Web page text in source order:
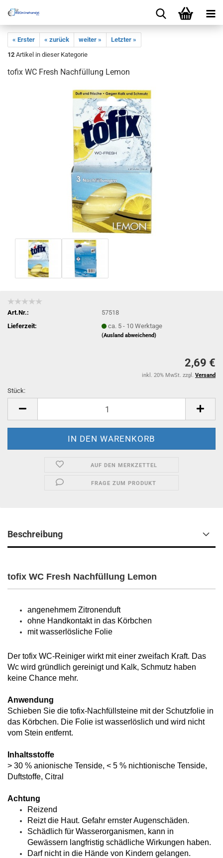
« Erster « zurück weiter »
Letzter »
12 Artikel in dieser Kategorie
tofix WC Fresh Nachfüllung Lemon
Art.Nr.:
57518
Lieferzeit:
ca. 5 - 10 Werktage
(Ausland abweichend)
2,69 €
inkl. 20% MwSt. zzgl. Versand
Stück:
AUF DEN MERKZETTEL
FRAGE ZUM PRODUKT
Beschreibung
tofix WC Fresh Nachfüllung Lemon
angenehmem Zitronenduft
ohne Handkontakt in das Körbchen
mit wasserlösliche Folie
Der tofix WC-Reiniger wirkt mit einer zweifach Kraft. Das
Wc wird gründlich gereinigt und Kalk, Schmutz haben
keine Chance mehr.
Anwendung
Schieben Sie die tofix-Nachfüllsteine mit der Schutzfolie in
das Körbchen. Die Folie ist wasserlöslich und wird nicht
vom Stein entfernt.
Inhaltsstoffe
> 30 % anionische Tenside, < 5 % nichtionische Tenside,
Duftstoffe, Citral
Achtung
Reizend
Reizt die Haut. Gefahr ernster Augenschäden.
Schädlich für Wasserorganismen, kann in
Gewässern langfristig schädliche Wirkungen haben.
Darf nicht in die Hände von Kindern gelangen.